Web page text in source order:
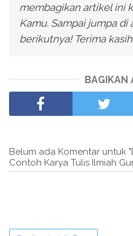
membagikan artikel ini
Kamu. Sampai jumpa
berikutnya! Terima
BAGIKAN
Belum ada Komentar untuk
Contoh Karya Tulis Ilmiah